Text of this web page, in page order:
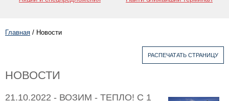
Главная / Новости
РАСПЕЧАТАТЬ СТРАНИЦУ
НОВОСТИ
21.10.2022 - ВОЗИМ - ТЕПЛО! С 1